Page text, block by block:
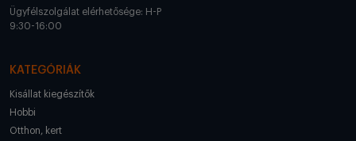
Ügyfélszolgálat elérhetősége: H-P
9:30-16:00
KATEGÓRIÁK
Kisállat kiegészítők
Hobbi
Otthon, kert